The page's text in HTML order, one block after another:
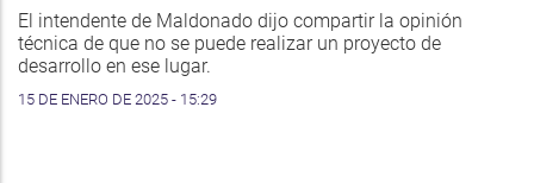
El intendente de Maldonado dijo compartir la opinión
técnica de que no se puede realizar un proyecto de
desarrollo en ese lugar.
15 DE ENERO DE 2025 - 15:29